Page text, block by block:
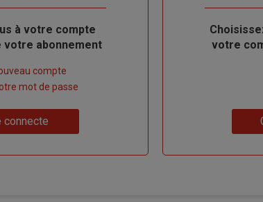
à votre compte
abonnement
compte
mot de passe
connecte
Body
votre